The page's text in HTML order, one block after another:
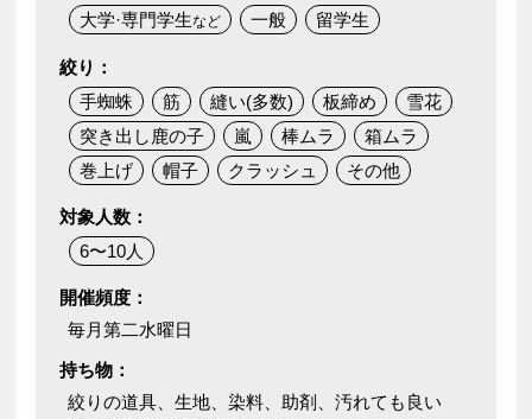
大学·専門学生など 一般 留学生
絞り：
手蜘蛛
筋 縫い(多数) 板締め
雪花
突き出し鹿の子
嵐 棒ムラ
箱ムラ
巻上げ
帽子 クラッシュ その他
対象人数：
6〜10人
開催頻度：
毎月第二水曜日
持ち物：
絞りの道具、生地、染料、助剤、汚れても良い